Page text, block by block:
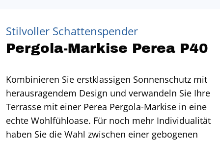
Stilvoller Schattenspender
Pergola-Markise Perea P40
Kombinieren Sie erstklassigen Sonnenschutz mit
herausragendem Design und verwandeln Sie Ihre
Terrasse mit einer Perea Pergola-Markise in eine
echte Wohlfühloase. Für noch mehr Individualität
haben Sie die Wahl zwischen einer gebogenen